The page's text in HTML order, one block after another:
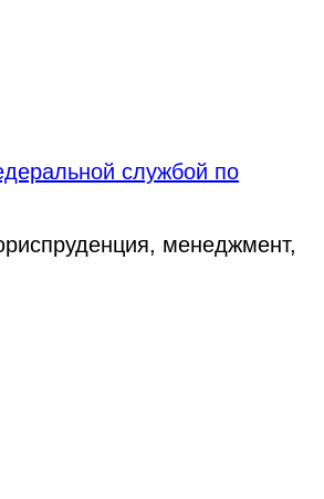
службой по
менеджмент,